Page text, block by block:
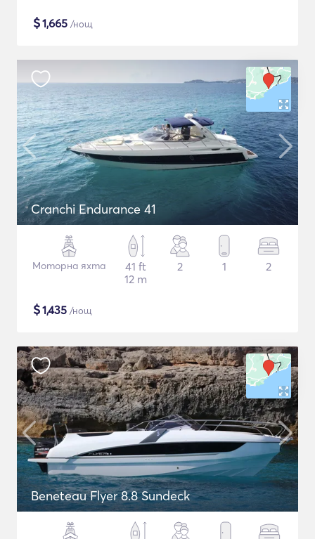
$1,665 /нощ
Cranchi Endurance 41
Моторна яхта
41 ft
12 m
2 1 2
$1,435 /нощ
Beneteau Flyer 8.8 Sundeck